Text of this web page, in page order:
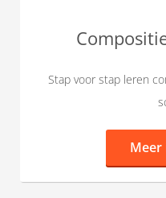
Stap voor stap leren